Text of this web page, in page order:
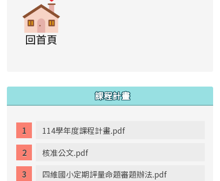
課程計畫
114學年度課程計畫.pdf
核准公文.pdf
四維國小定期評量命題審題辦法.pdf